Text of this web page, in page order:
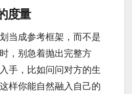
度量
当成参考框架，而不是
，别急着抛出完整方
手，比如问问对方的生
样你能自然融入自己的